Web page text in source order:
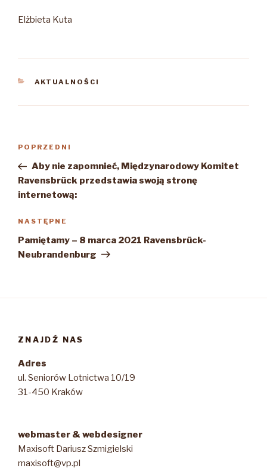
Elżbieta Kuta
KATEGORIE
AKTUALNOŚCI
Poprzedni
wpis
POPRZEDNI
Aby nie zapomnieć, Międzynarodowy Komitet
Ravensbrück przedstawia swoją stronę
internetową:
Następny
wpis
NASTĘPNE
Pamiętamy – 8 marca 2021 Ravensbrück-
Neubrandenburg
ZNAJDŹ NAS
Adres
ul. Seniorów Lotnictwa 10/19
31-450 Kraków
webmaster & webdesigner
Maxisoft Dariusz Szmigielski
maxisoft@vp.pl